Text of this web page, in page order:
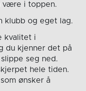
være i toppen.
klubb og eget lag.
kvalitet i
du kjenner det på
seg ned.
hele tiden.
ønsker å